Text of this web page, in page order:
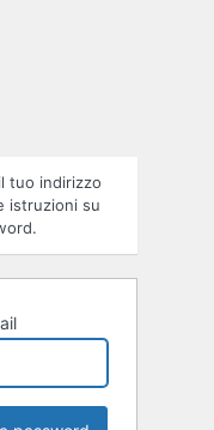
tuo indirizzo
istruzioni su